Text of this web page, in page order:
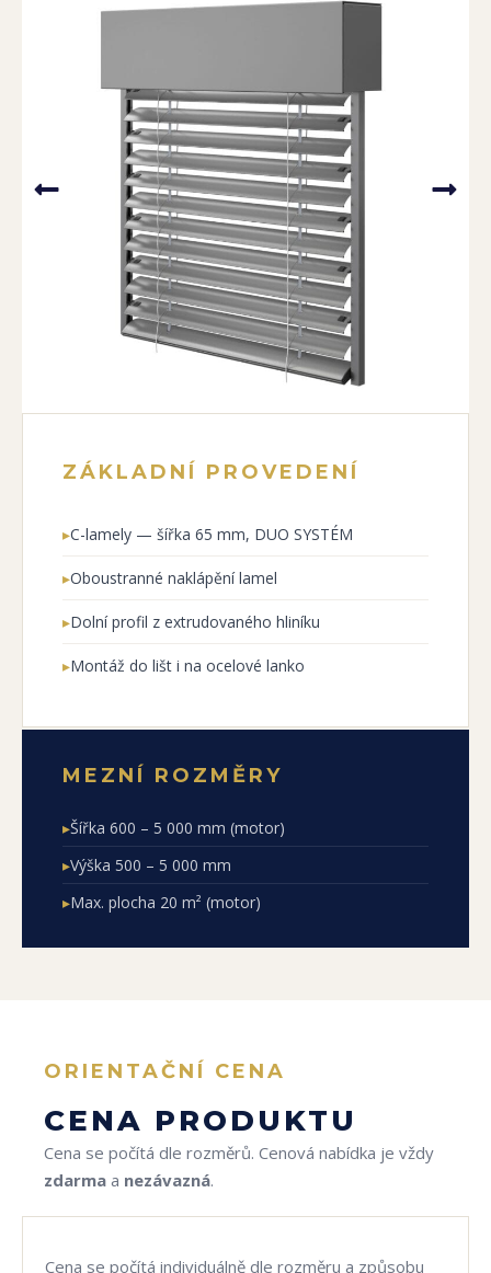
ZÁKLADNÍ PROVEDENÍ
▸C-lamely — šířka 65 mm, DUO SYSTÉM
▸Oboustranné naklápění lamel
▸Dolní profil z extrudovaného hliníku
▸Montáž do lišt i na ocelové lanko
MEZNÍ ROZMĚRY
▸Šířka 600 – 5 000 mm (motor)
▸Výška 500 – 5 000 mm
▸Max. plocha 20 m² (motor)
ORIENTAČNÍ CENA
CENA PRODUKTU
Cena se počítá dle rozměrů. Cenová nabídka je vždy
zdarma a nezávazná.
Cena se počítá individuálně dle rozměru a způsobu